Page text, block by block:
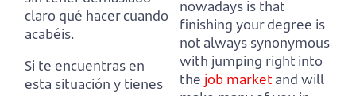
claro qué hacer cuando
acabéis.
Si te encuentras en
esta situación y tienes
nowadays is that
finishing your degree is
not always synonymous
with jumping right into
the job market and will